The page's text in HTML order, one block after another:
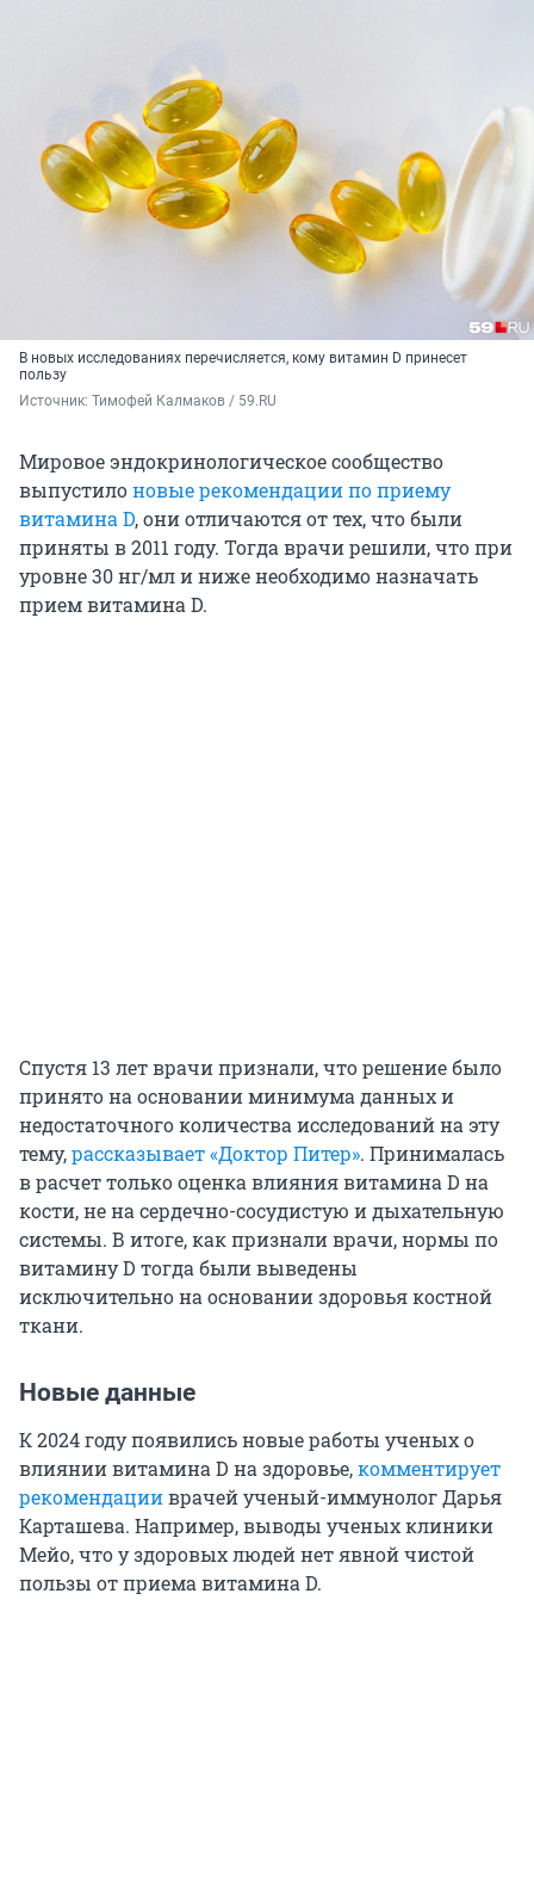
В новых исследованиях перечисляется, кому витамин D принесет
пользу
Источник: Тимофей Калмаков / 59.RU
Мировое эндокринологическое сообщество
выпустилоновые рекомендации по приему
витамина D, они отличаются от тех, что были
приняты в 2011 году. Тогда врачи решили, что при
уровне 30 нг/мл и ниже необходимо назначать
прием витамина D.
Спустя 13 лет врачи признали, что решение было
принято на основании минимума данных и
недостаточного количества исследований на эту
тему,рассказывает «Доктор Питер». Принималась
в расчет только оценка влияния витамина D на
кости, не на сердечно-сосудистую и дыхательную
системы. В итоге, как признали врачи, нормы по
витамину D тогда были выведены
исключительно на основании здоровья костной
ткани.
Новые данные
К 2024 году появились новые работы ученых о
влиянии витамина D на здоровье,комментирует
рекомендацииврачей ученый-иммунолог Дарья
Карташева. Например, выводы ученых клиники
Мейо, что у здоровых людей нет явной чистой
пользы от приема витамина D.